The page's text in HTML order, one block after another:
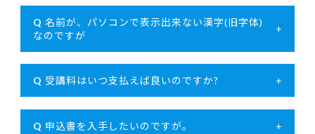
Q 名前が、パソコンで表示出来ない漢字(旧字体)
なのですが
+
Q 受講料はいつ支払えば良いのですか? +
Q 申込書を入手したいのですが。 +